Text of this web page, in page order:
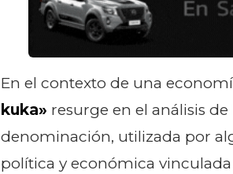
En el contexto de una
kuka» resurge en el análisis
denominación, utilizada por
política y económica